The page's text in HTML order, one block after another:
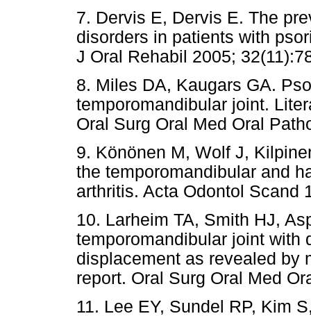
7. Dervis E, Dervis E. The
disorders in patients with
J Oral Rehabil 2005;
8. Miles DA, Kaugars GA.
temporomandibular joint.
Oral Surg Oral Med Oral
9. Könönen M, Wolf J,
the temporomandibular and
arthritis. Acta Odontol Scand
10. Larheim TA, Smith HJ,
temporomandibular joint with
displacement as revealed by
report. Oral Surg Oral Med
11. Lee EY, Sundel RP, Kim